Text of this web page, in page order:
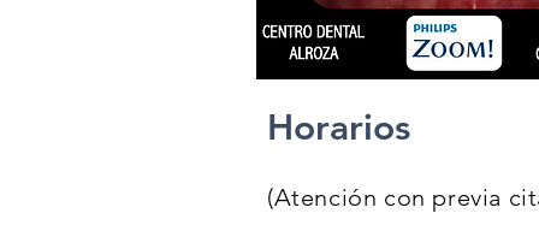
Horarios
(Atención con previa